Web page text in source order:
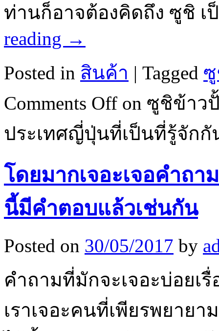
ท่านก็อาจต้องคิดถึง ซูชิ
reading →
Posted in สินค้า | Tagged
Comments Off on ซูชิข้าว
ประเทศญี่ปุ่นที่เป็นที่รู้จักกั
โดยมากเจอะเจอคำถา
นี้มีคำตอบแล้วเช่นกัน
Posted on 30/05/2017 by
คำถามที่มักจะเจอะบ่อยเ
เราเจอะคนที่เพียรพยาย